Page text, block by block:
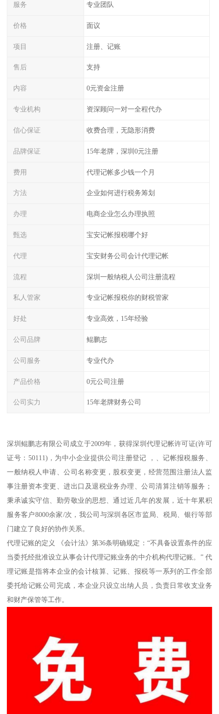
服务 专业团队
价格 面议
项目 注册、记账
售后 支持
内容 0元资金注册
专业机构 资深顾问一对一全程代办
信心保证 收费合理，无隐形消费
品牌保证 15年老牌，深圳0元注册
费用 代理记帐多少钱一个月
方法 企业如何进行税务筹划
办理 电商企业怎么办理执照
甄选 宝安记帐报税哪个好
代理 宝安财务公司会计代理记帐
流程 深圳一般纳税人公司注册流程
私人管家 专业记帐报税你的财税管家
好处 专业高效，15年经验
公司品牌 鲲鹏志
公司服务 专业代办
产品价格 0元公司注册
公司实力 15年老牌财务公司
深圳鲲鹏志有限公司成立于2009年，获得深圳代理记帐许可证(许可
证号：50111)，为中小企业提供公司注册登记 ，、记帐报税服务、
一般纳税人申请、公司名称变更，股权变更，经营范围注册法人监
事注册资本变更、进出口及退税业务办理、公司清算注销等服务；
秉承诚实守信、勤劳敬业的思想、通过近几年的发展，近十年累积
服务客户8000余家/次，我公司与深圳各区市监局、税局、银行等部
门建立了良好的协作关系。
代理记账的定义 《会计法》第36条明确规定：“不具备设置条件的应
当委托经批准设立从事会计代理记账业务的中介机构代理记账。” 代
理记账是指将本企业的会计核算、记账、报税等一系列的工作全部
委托给记账公司完成，本企业只设立出纳人员，负责日常收支业务
和财产保管等工作。